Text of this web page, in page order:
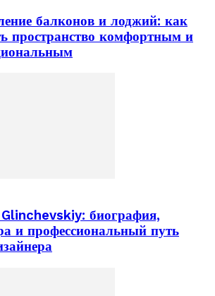
балконов и лоджий: как
пространство комфортным и
биография,
и профессиональный путь